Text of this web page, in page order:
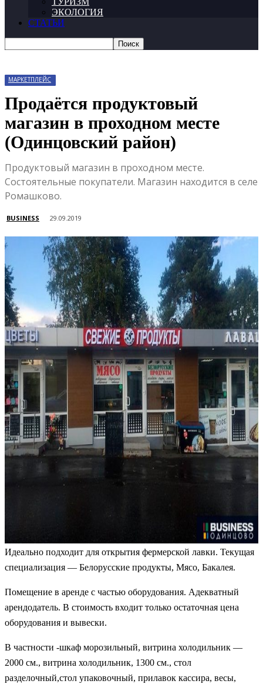
ЭКОЛОГИЯ
СТАТЬИ
МАРКЕТПЛЕЙС
Продаётся продуктовый
магазин в проходном месте
(Одинцовский район)
Продуктовый магазин в проходном месте.
Состоятельные покупатели. Магазин находится в селе
Ромашково.
BUSINESS 29.09.2019
Идеально подходит для открытия фермерской лавки. Текущая
специализация — Белорусские продукты, Мясо, Бакалея.
Помещение в аренде с частью оборудования. Адекватный
арендодатель. В стоимость входит только остаточная цена
оборудования и вывески.
В частности -шкаф морозильный, витрина холодильник —
2000 см., витрина холодильник, 1300 см., стол
разделочный,стол упаковочный, прилавок кассира, весы,